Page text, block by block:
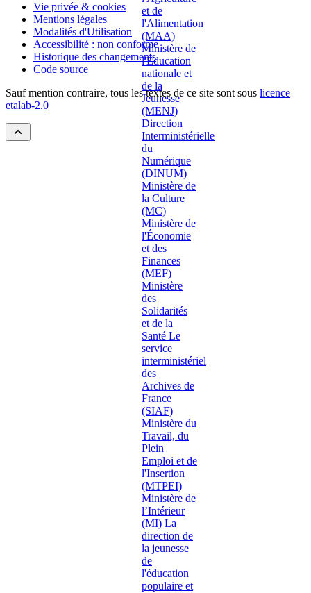
Vie privée & cookies
Mentions légales
Modalités d'Utilisation
Accessibilité : non conforme
Historique des changements
Code source
Sauf mention contraire, tous les textes de ce site sont sous licence
etalab-2.0